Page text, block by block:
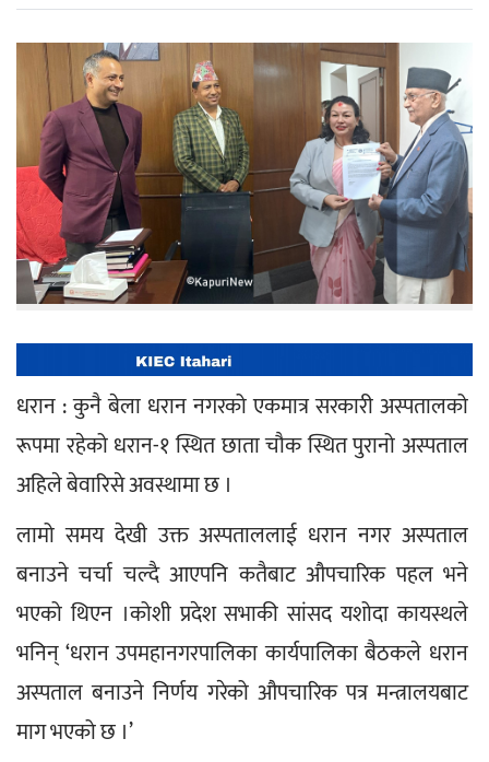
धरान : कुनै बेला धरान नगरको एकमात्र सरकारी अस्पतालको
रूपमा रहेको धरान-१ स्थित छाता चौक स्थित पुरानो अस्पताल
अहिले बेवारिसे अवस्थामा छ ।
लामो समय देखी उक्त अस्पताललाई धरान नगर अस्पताल
बनाउने चर्चा चल्दै आएपनि कतैबाट औपचारिक पहल भने
भएको थिएन ।कोशी प्रदेश सभाकी सांसद यशोदा कायस्थले
भनिन् ‘धरान उपमहानगरपालिका कार्यपालिका बैठकले धरान
अस्पताल बनाउने निर्णय गरेको औपचारिक पत्र मन्त्रालयबाट
माग भएको छ ।’